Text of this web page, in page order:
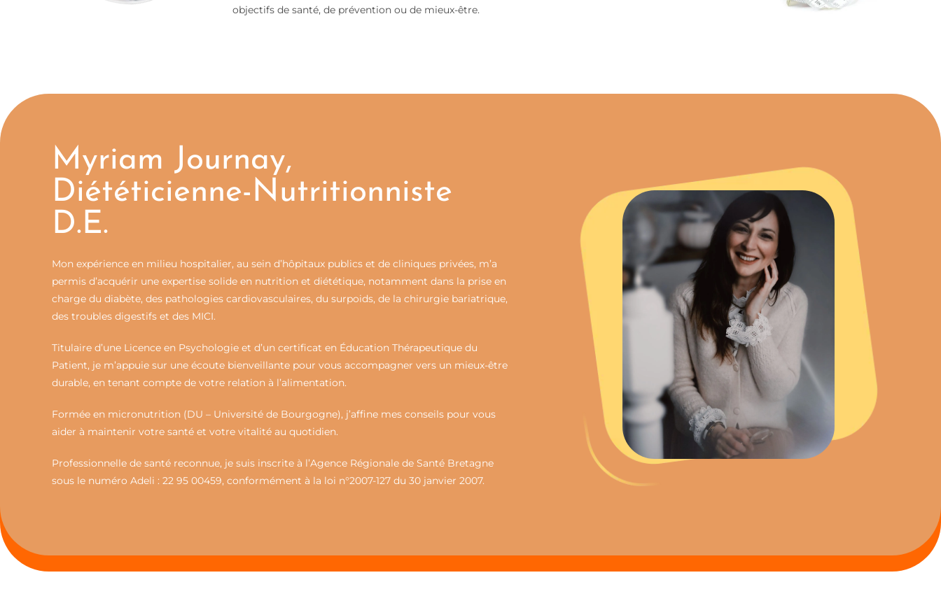
objectifs de santé, de prévention ou de mieux-être.
Myriam Journay,
Diététicienne-Nutritionniste
D.E.
Mon expérience en milieu hospitalier, au sein d’hôpitaux publics et de cliniques privées, m’a
permis d’acquérir une expertise solide en nutrition et diététique, notamment dans la prise en
charge du diabète, des pathologies cardiovasculaires, du surpoids, de la chirurgie bariatrique,
des troubles digestifs et des MICI.
Titulaire d’une Licence en Psychologie et d’un certificat en Éducation Thérapeutique du
Patient, je m’appuie sur une écoute bienveillante pour vous accompagner vers un mieux-être
durable, en tenant compte de votre relation à l’alimentation.
Formée en micronutrition (DU – Université de Bourgogne), j’affine mes conseils pour vous
aider à maintenir votre santé et votre vitalité au quotidien.
Professionnelle de santé reconnue, je suis inscrite à l’Agence Régionale de Santé Bretagne
sous le numéro Adeli : 22 95 00459, conformément à la loi n°2007-127 du 30 janvier 2007.